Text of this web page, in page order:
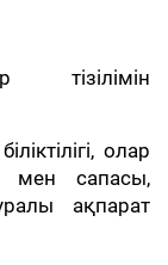
тізілімін
олар
мен сапасы,
ақпарат